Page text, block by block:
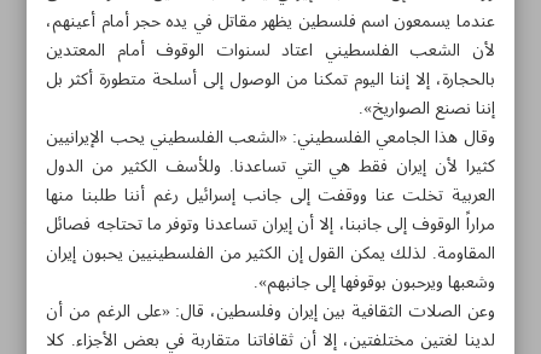
مواضيع هذه الصفحة
الفلسطينيون يحبون إيران ويرحبون بوقوفها إلى جانبهم
عندما يسمعون اسم فلسطين يظهر مقاتل في يده حجر أمام أعينهم،
لأن الشعب الفلسطيني اعتاد لسنوات الوقوف أمام المعتدين
بالحجارة، إلا إننا اليوم تمكنا من الوصول إلى أسلحة متطورة أكثر بل
إننا نصنع الصواريخ».
وقال هذا الجامعي الفلسطيني: «الشعب الفلسطيني يحب الإيرانيين
كثيرا لأن إيران فقط هي التي تساعدنا. وللأسف الكثير من الدول
العربية تخلت عنا ووقفت إلى جانب إسرائيل رغم أننا طلبنا منها
مراراً الوقوف إلى جانبنا، إلا أن إيران تساعدنا وتوفر ما تحتاجه فصائل
المقاومة. لذلك يمكن القول إن الكثير من الفلسطينيين يحبون إيران
وشعبها ويرحبون بوقوفها إلى جانبهم».
وعن الصلات الثقافية بين إيران وفلسطين، قال: «على الرغم من أن
لدينا لغتين مختلفتين، إلا أن ثقافاتنا متقاربة في بعض الأجزاء. كلا